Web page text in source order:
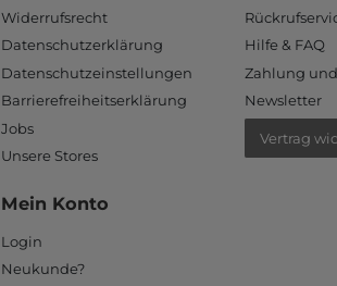
Widerrufsrecht
Datenschutzerklärung
Datenschutzeinstellungen
Barrierefreiheitserklärung
Jobs
Unsere Stores
Mein Konto
Login
Neukunde?
Hilfe & FAQ
Zahlung
Newsletter
Vertrag